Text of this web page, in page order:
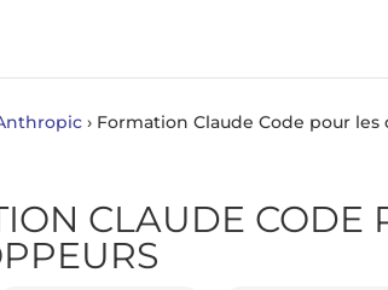
› Formation Claude Code pour
CLAUDE CODE